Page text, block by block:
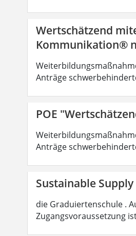
Wertschätzend
Kommunikation®
Anträge
POE
Anträge
Sustainable
die Graduiertenschule .
Zugangsvoraussetzung